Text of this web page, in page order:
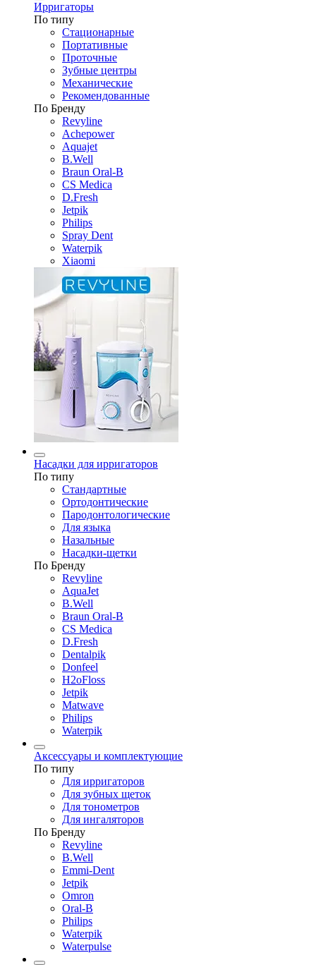
Ирригаторы
По типу
Стационарные
Портативные
Проточные
Зубные центры
Механические
Рекомендованные
По Бренду
Revyline
Achepower
Aquajet
B.Well
Braun Oral-B
CS Medica
D.Fresh
Jetpik
Philips
Spray Dent
Waterpik
Xiaomi
Насадки для ирригаторов
По типу
Стандартные
Ортодонтические
Пародонтологические
Для языка
Назальные
Насадки-щетки
По Бренду
Revyline
AquaJet
B.Well
Braun Oral-B
CS Medica
D.Fresh
Dentalpik
Donfeel
H2oFloss
Jetpik
Matwave
Philips
Waterpik
Аксессуары и комплектующие
По типу
Для ирригаторов
Для зубных щеток
Для тонометров
Для ингаляторов
По Бренду
Revyline
B.Well
Emmi-Dent
Jetpik
Omron
Oral-B
Philips
Waterpik
Waterpulse